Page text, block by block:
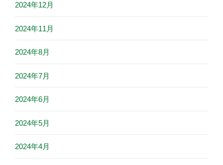
2024年12月
2024年11月
2024年8月
2024年7月
2024年6月
2024年5月
2024年4月